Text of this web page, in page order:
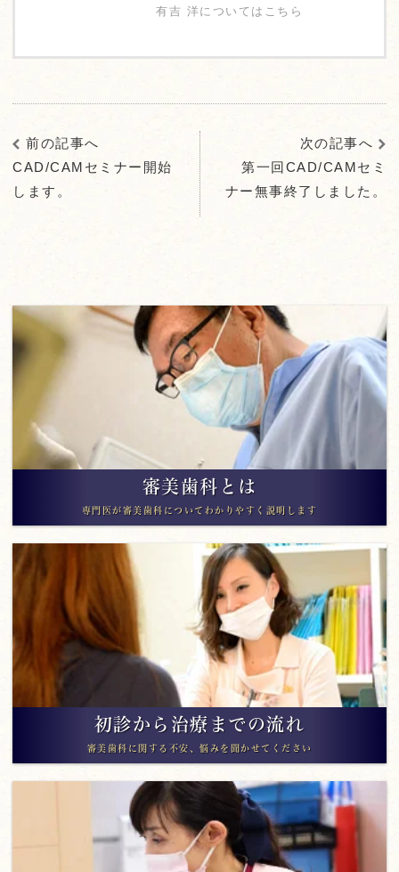
有吉 洋についてはこちら
前の記事へ
CAD/CAMセミナー開始
します。
次の記事へ
第一回CAD/CAMセミ
ナー無事終了しました。
審美歯科とは
専門医が審美歯科についてわかりやすく説明します
初診から治療までの流れ
審美歯科に関する不安、悩みを聞かせてください